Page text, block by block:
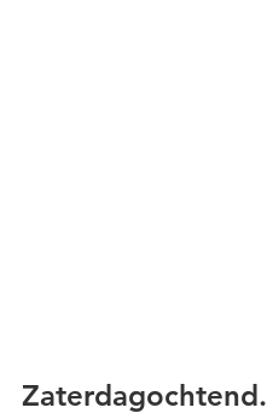
Zaterdagochtend.